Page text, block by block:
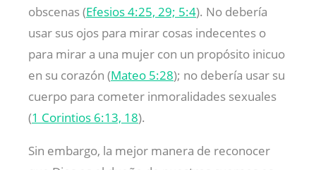
obscenas (Efesios 4:25, 29; 5:4). No debería
usar sus ojos para mirar cosas indecentes o
para mirar a una mujer con un propósito inicuo
en su corazón (Mateo 5:28); no debería usar su
cuerpo para cometer inmoralidades sexuales
(1 Corintios 6:13, 18).
Sin embargo, la mejor manera de reconocer